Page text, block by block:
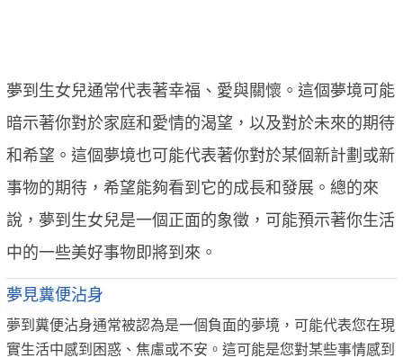
夢到生女兒通常代表著幸福、愛與關懷。這個夢境可能
暗示著你對於家庭和愛情的渴望，以及對於未來的期待
和希望。這個夢境也可能代表著你對於某個新計劃或新
事物的期待，希望能夠看到它的成長和發展。總的來
說，夢到生女兒是一個正面的象徵，可能預示著你生活
中的一些美好事物即將到來。
夢見糞便沾身
夢到糞便沾身通常被認為是一個負面的夢境，可能代表您在現
實生活中感到困惑、焦慮或不安。這可能是您對某些事情感到